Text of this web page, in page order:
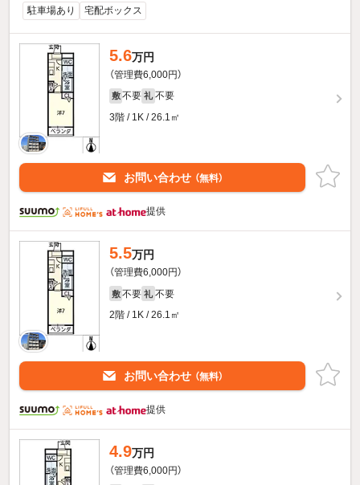
駐車場あり 宅配ボックス
5.6万円
（管理費6,000円）
敷 不要 礼 不要
3階 / 1K / 26.1㎡
お問い合わせ （無料）
提供
5.5万円
（管理費6,000円）
敷 不要 礼 不要
2階 / 1K / 26.1㎡
お問い合わせ （無料）
提供
4.9万円
（管理費6,000円）